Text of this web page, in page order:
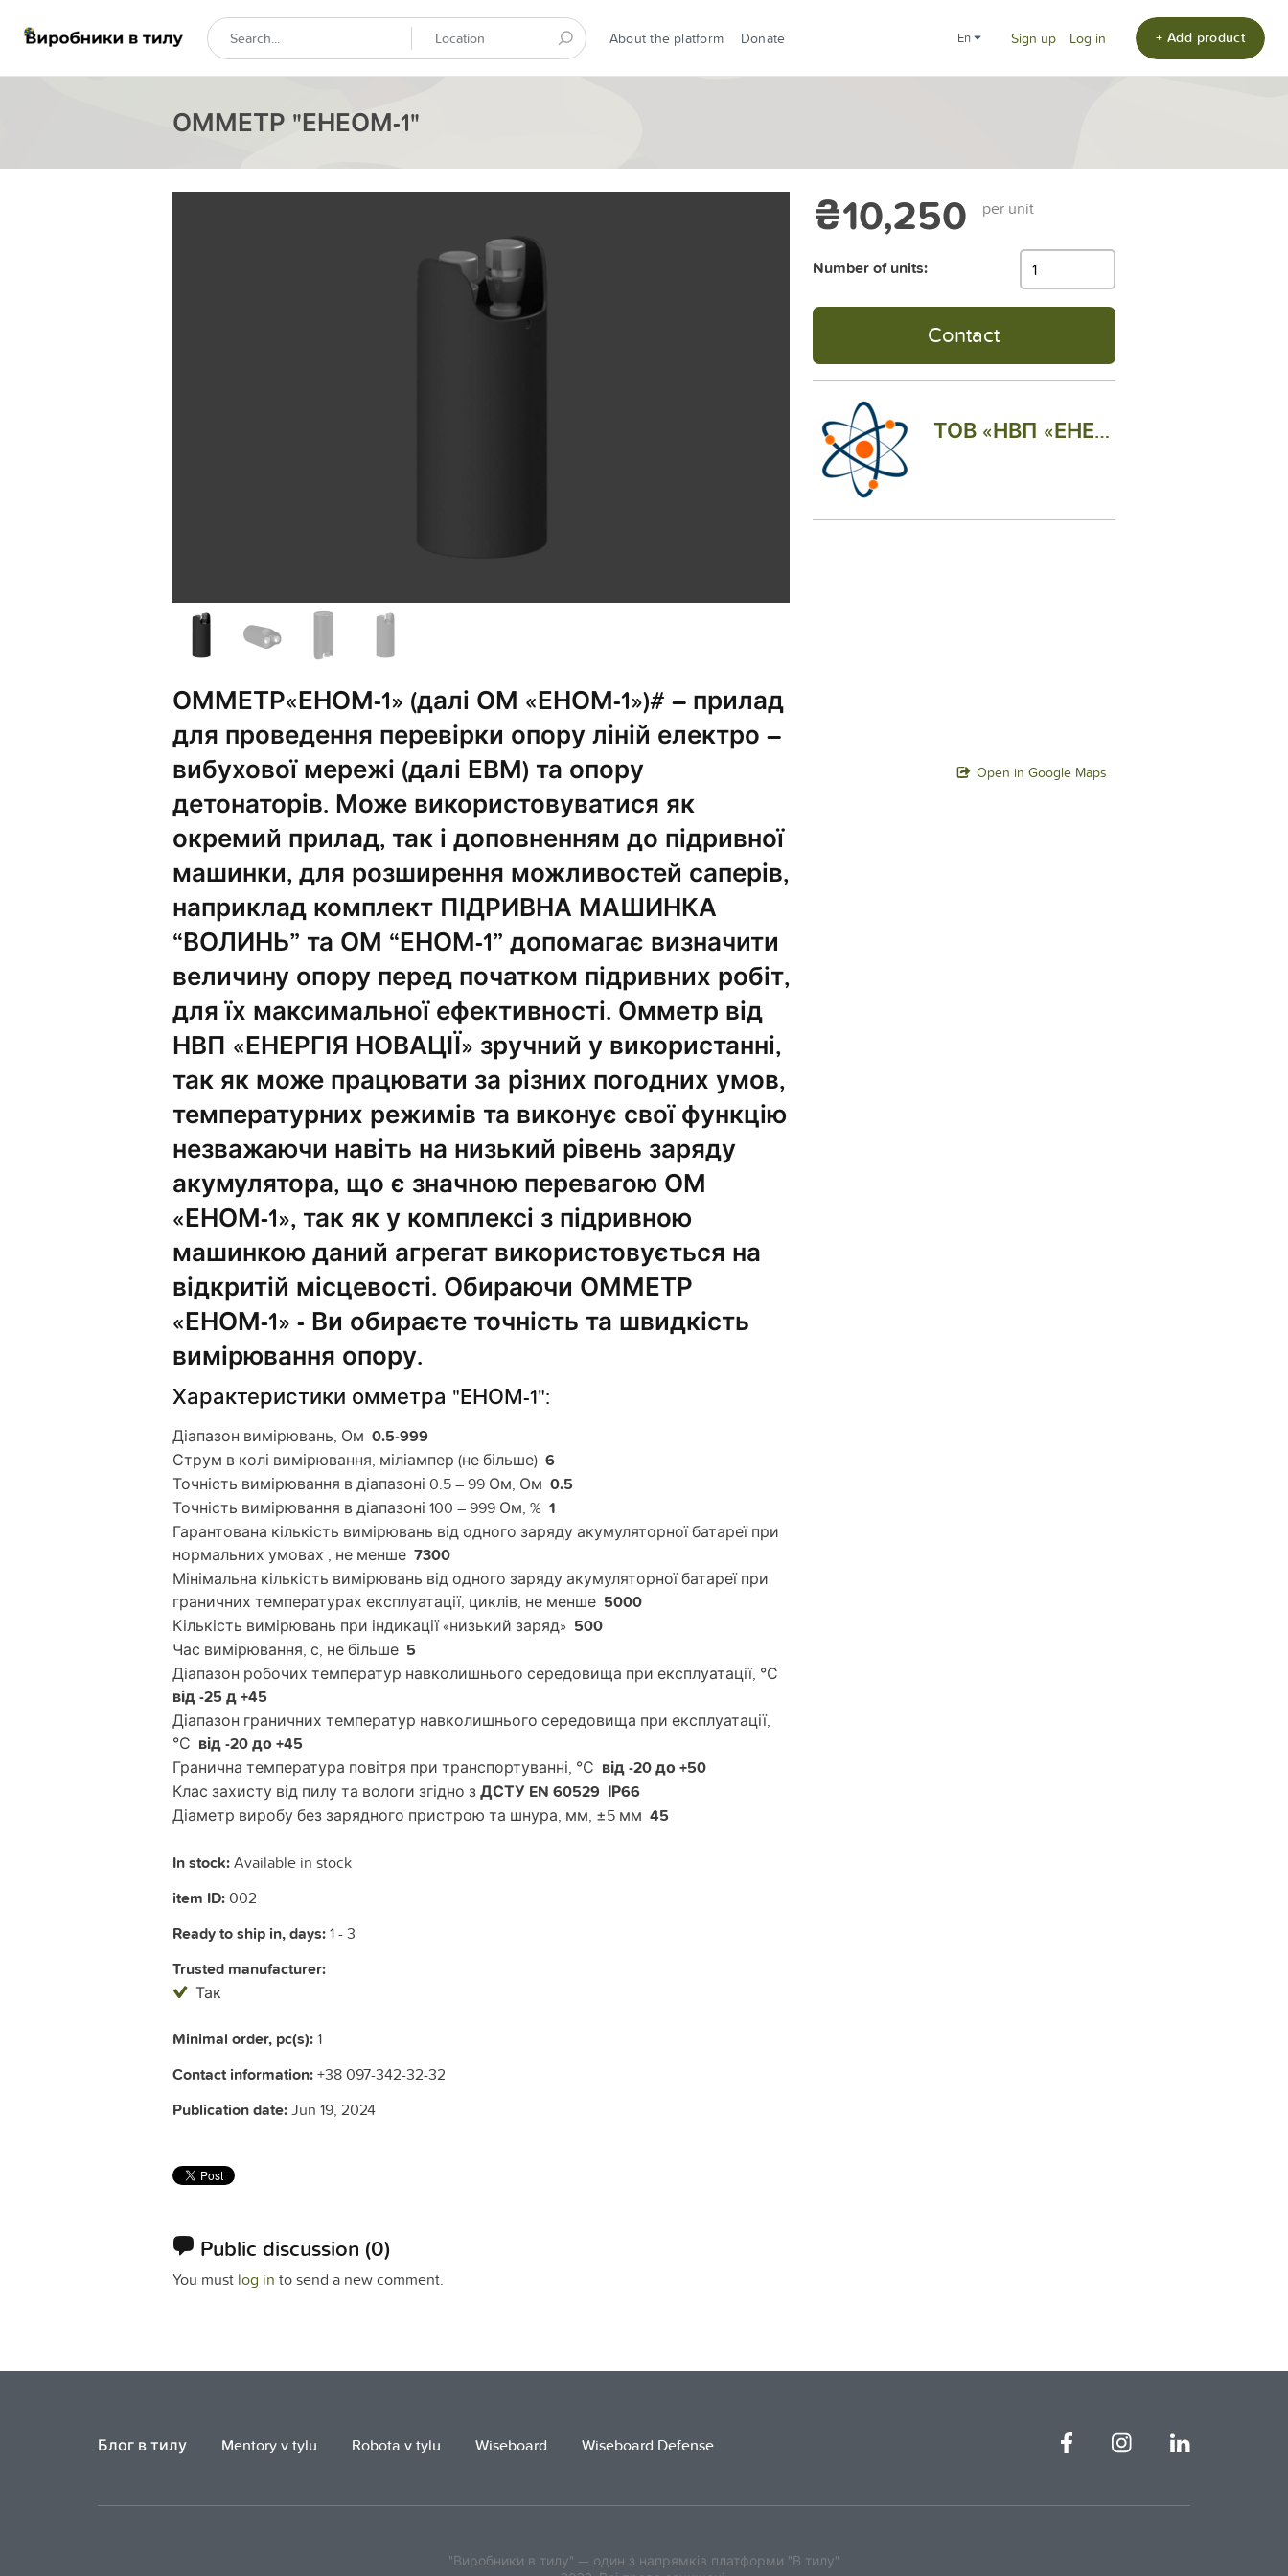
About the platform Donate en Sign up Log in + Add product
ОММЕТР "ЕНЕОМ-1"
ОММЕТР«ЕНОМ-1» (далі ОМ «ЕНОМ-1»)# – прилад
для проведення перевірки опору ліній електро –
вибухової мережі (далі ЕВМ) та опору
детонаторів. Може використовуватися як
окремий прилад, так і доповненням до підривної
машинки, для розширення можливостей саперів,
наприклад комплект ПІДРИВНА МАШИНКА
“ВОЛИНЬ” та ОМ “ЕНОМ-1” допомагає визначити
величину опору перед початком підривних робіт,
для їх максимальної ефективності. Омметр від
НВП «ЕНЕРГІЯ НОВАЦІЇ» зручний у використанні,
так як може працювати за різних погодних умов,
температурних режимів та виконує свої функцію
незважаючи навіть на низький рівень заряду
акумулятора, що є значною перевагою ОМ
«ЕНОМ-1», так як у комплексі з підривною
машинкою даний агрегат використовується на
відкритій місцевості. Обираючи ОММЕТР
«ЕНОМ-1» - Ви обираєте точність та швидкість
вимірювання опору.
Характеристики омметра "ЕНОМ-1":
Діапазон вимірювань, Ом 0.5-999
Струм в колі вимірювання, міліампер (не більше) 6
Точність вимірювання в діапазоні 0.5 – 99 Ом, Ом 0.5
Точність вимірювання в діапазоні 100 – 999 Ом, % 1
Гарантована кількість вимірювань від одного заряду акумуляторної батареї при
нормальних умовах , не менше 7300
Мінімальна кількість вимірювань від одного заряду акумуляторної батареї при
граничних температурах експлуатації, циклів, не менше 5000
Кількість вимірювань при індикації «низький заряд» 500
Час вимірювання, с, не більше 5
Діапазон робочих температур навколишнього середовища при експлуатації, °С
від -25 д +45
Діапазон граничних температур навколишнього середовища при експлуатації,
°С від -20 до +45
Гранична температура повітря при транспортуванні, °С від -20 до +50
Клас захисту від пилу та вологи згідно зДСТУ EN 60529 ІР66
Діаметр виробу без зарядного пристрою та шнура, мм, ±5 мм 45
In stock:Available in stock
item ID:002
Ready to ship in, days:1 - 3
Trusted manufacturer:
Так
Minimal order, pc(s):1
Contact information:+38 097-342-32-32
Publication date:Jun 19, 2024
Public discussion (0)
You must log in to send a new comment.
₴10,250 per unit
Number of units:
Contact
ТОВ «НВП «ЕНЕРГІЯ НОВАЦІЇ»
Open in Google Maps
Блог в тилу Mentory v tylu Robota v tylu Wiseboard Wiseboard Defense
"Виробники в тилу" — один з напрямків платформи "В тилу"